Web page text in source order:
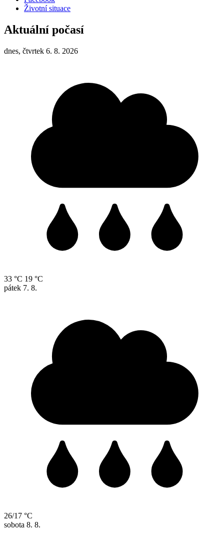
Životní situace
Aktuální počasí
dnes, čtvrtek 6. 8. 2026
33 °C 19 °C
pátek 7. 8.
26/17 °C
sobota 8. 8.